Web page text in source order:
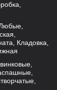
Кладовка,